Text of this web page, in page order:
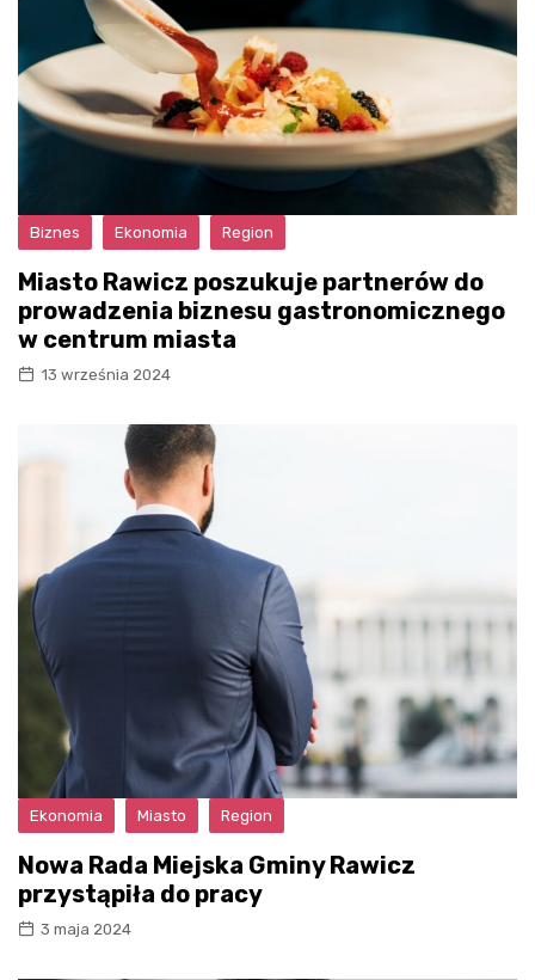
Biznes Ekonomia Region
Miasto Rawicz poszukuje partnerów do
prowadzenia biznesu gastronomicznego
w centrum miasta
13 września 2024
Ekonomia Miasto Region
Nowa Rada Miejska Gminy Rawicz
przystąpiła do pracy
3 maja 2024